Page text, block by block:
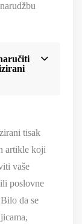
tisak
artikle koji
vaše
poslovne
da se